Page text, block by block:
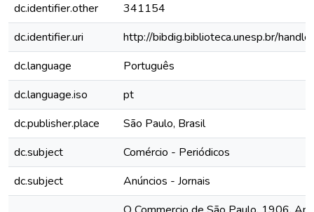
dc.identifier.other
341154
dc.identifier.uri
http://bibdig.biblioteca.unesp.br/
dc.language
Português
dc.language.iso
pt
dc.publisher.place
São Paulo, Brasil
dc.subject
Comércio - Periódicos
dc.subject
Anúncios - Jornais